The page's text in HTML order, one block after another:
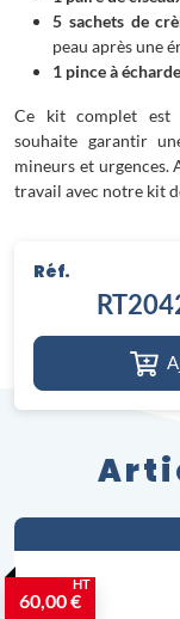
5 sachets de
peau après une
1 pince à
Ce kit complet est
souhaite garantir
mineurs et urgences.
travail avec notre kit
Réf.
60,00 €
HT